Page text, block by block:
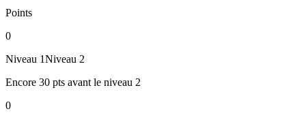
Points
0
Niveau 1Niveau 2
Encore 30 pts avant le niveau 2
0